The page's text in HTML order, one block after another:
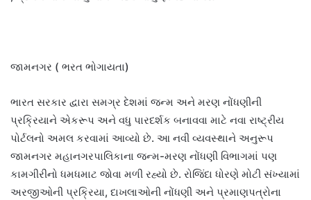
જામનગર ( ભરત ભોગાયતા)
ભારત સરકાર દ્વારા સમગ્ર દેશમાં જન્મ અને મરણ નોંધણીની
પ્રક્રિયાને એકરૂપ અને વધુ પારદર્શક બનાવવા માટે નવા રાષ્ટ્રીય
પોર્ટલનો અમલ કરવામાં આવ્યો છે. આ નવી વ્યવસ્થાને અનુરૂપ
જામનગર મહાનગરપાલિકાના જન્મ-મરણ નોંધણી વિભાગમાં પણ
કામગીરીનો ધમધમાટ જોવા મળી રહ્યો છે. રોજિંદા ધોરણે મોટી સંખ્યામાં
અરજીઓની પ્રક્રિયા, દાખલાઓની નોંધણી અને પ્રમાણપત્રોના